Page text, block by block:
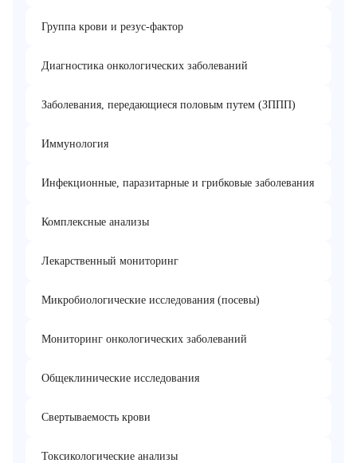
Группа крови и резус-фактор
Диагностика онкологических заболеваний
Заболевания, передающиеся половым путем (ЗППП)
Иммунология
Инфекционные, паразитарные и грибковые заболевания
Комплексные анализы
Лекарственный мониторинг
Микробиологические исследования (посевы)
Мониторинг онкологических заболеваний
Общеклинические исследования
Свертываемость крови
Токсикологические анализы